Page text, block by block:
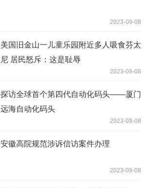
2023-09-08
美国旧金山一儿童乐园附近多人吸食芬太
尼 居民怒斥：这是耻辱
2023-09-08
探访全球首个第四代自动化码头——厦门
远海自动化码头
2023-09-08
安徽高院规范涉诉信访案件办理
2023-09-08